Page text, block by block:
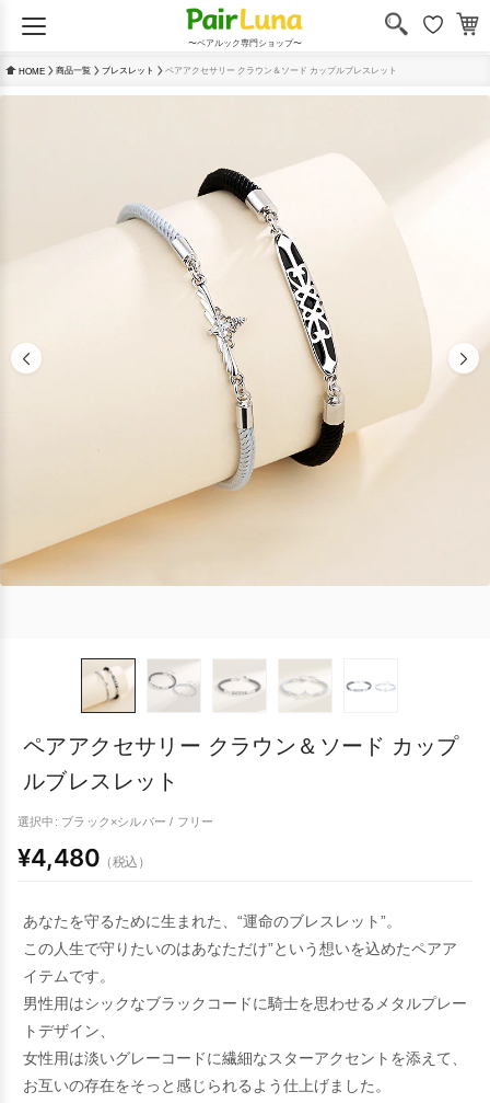
〜ペアルック専門ショップ〜
HOME 商品一覧 ブレスレット ペアアクセサリー クラウン＆ソード カップルブレスレット
ペアアクセサリー クラウン＆ソード カップ
ルブレスレット
選択中: ブラック×シルバー / フリー
¥4,480 （税込）
あなたを守るために生まれた、“運命のブレスレット”。
この人生で守りたいのはあなただけ”という想いを込めたペアア
イテムです。
男性用はシックなブラックコードに騎士を思わせるメタルプレー
トデザイン、
女性用は淡いグレーコードに繊細なスターアクセントを添えて、
お互いの存在をそっと感じられるよう仕上げました。